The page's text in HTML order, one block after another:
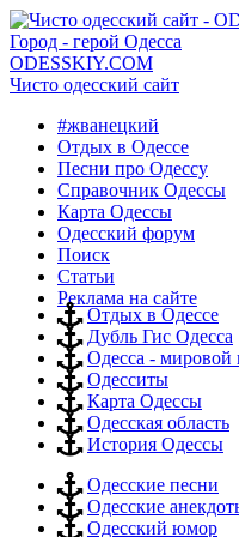
Город - герой Одесса
ODESSKIY.COM
Чисто одесский сайт
#жванецкий
Отдых в Одессе
Песни про Одессу
Справочник Одессы
Карта Одессы
Одесский форум
Поиск
Статьи
Реклама на сайте
Отдых в Одессе
Дубль Гис Одесса
Одесса - мировой
Одесситы
Карта Одессы
Одесская область
История Одессы
Одесские песни
Одесские
Одесский юмор